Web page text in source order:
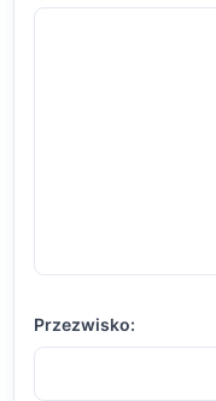
Przezwisko: